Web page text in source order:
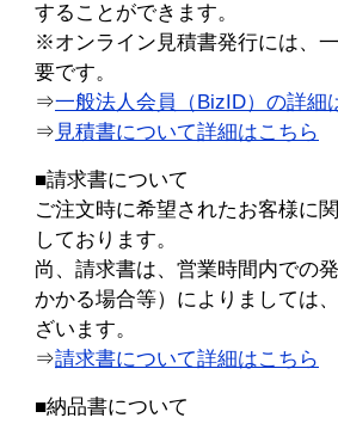
することができます。
※オンライン見積書発行には、
要です。
⇒一般法人会員（BizID）の詳細
⇒ 見積書について詳細はこちら
■請求書について
ご注文時に希望されたお客様に
しております。
尚、請求書は、営業時間内での
かかる場合等）によりましては
ざいます。
⇒請求書について詳細はこちら
■納品書について